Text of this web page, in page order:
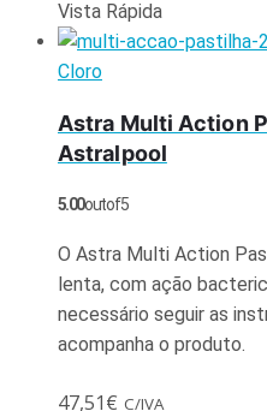
Vista Rápida
Cloro
Astra Multi Action
Astralpool
5.00out of 5
O Astra Multi Action
lenta, com ação
necessário seguir as
acompanha o produto.
47,51€ C/IVA